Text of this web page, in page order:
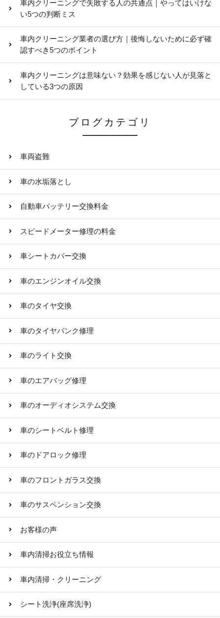
車内クリーニングで失敗する人の共通点｜やってはいけな
い5つの判断ミス
車内クリーニング業者の選び方｜後悔しないために必ず確
認すべき5つのポイント
車内クリーニングは意味ない？効果を感じない人が見落と
している3つの原因
ブログカテゴリ
車両盗難
車の水垢落とし
自動車バッテリー交換料金
スピードメーター修理の料金
車シートカバー交換
車のエンジンオイル交換
車のタイヤ交換
車のタイヤパンク修理
車のライト交換
車のエアバッグ修理
車のオーディオシステム交換
車のシートベルト修理
車のドアロック修理
車のフロントガラス交換
車のサスペンション交換
お客様の声
車内清掃お役立ち情報
車内清掃・クリーニング
シート洗浄(座席洗浄)